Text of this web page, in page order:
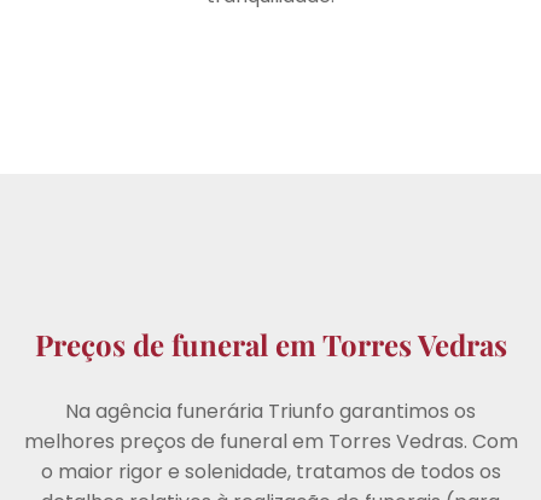
Preços de funeral em Torres Vedras
Na agência funerária Triunfo garantimos os
melhores preços de funeral em Torres Vedras. Com
o maior rigor e solenidade, tratamos de todos os